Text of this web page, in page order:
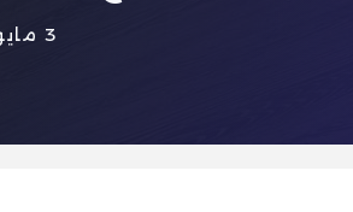
3 مايو، 2023